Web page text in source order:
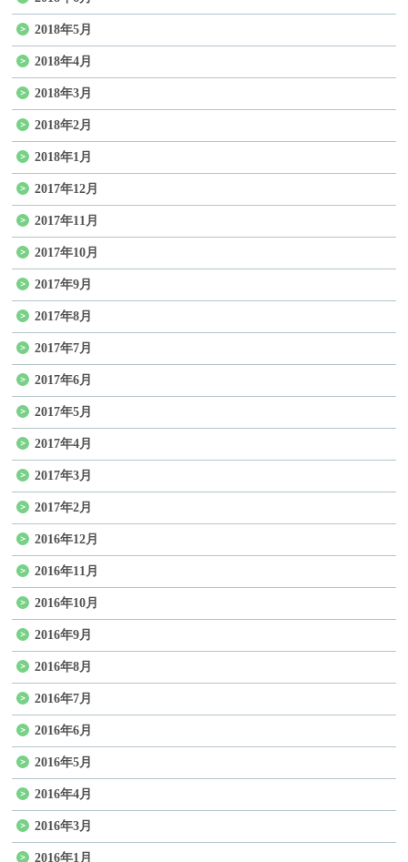
2018年5月
2018年4月
2018年3月
2018年2月
2018年1月
2017年12月
2017年11月
2017年10月
2017年9月
2017年8月
2017年7月
2017年6月
2017年5月
2017年4月
2017年3月
2017年2月
2016年12月
2016年11月
2016年10月
2016年9月
2016年8月
2016年7月
2016年6月
2016年5月
2016年4月
2016年3月
2016年1月